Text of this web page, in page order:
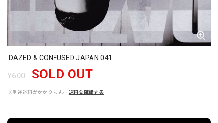
DAZED & CONFUSED JAPAN 041
¥600 SOLD OUT
※別途送料がかかります。 送料を確認する